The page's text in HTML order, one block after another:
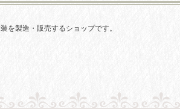
を製造・販売するショップです。